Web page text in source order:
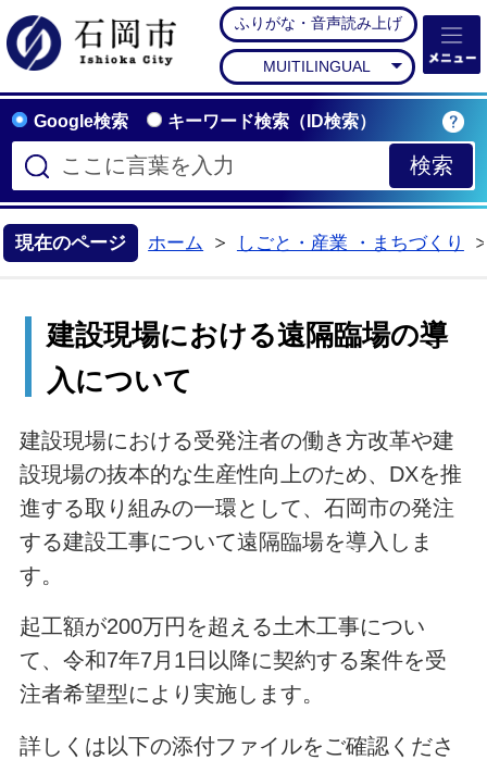
石岡市公式ホームペー
ふりがな・音声読み上げ
MUITILINGUAL
Google検索 キーワード検索（ID検索）
現在のページ ホーム
しごと・産業 ・まちづくり
建設現場における遠隔臨場の導
入について
建設現場における受発注者の働き方改革や建
設現場の抜本的な生産性向上のため、DXを推
進する取り組みの一環として、石岡市の発注
する建設工事について遠隔臨場を導入しま
す。
起工額が200万円を超える土木工事につい
て、令和7年7月1日以降に契約する案件を受
注者希望型により実施します。
詳しくは以下の添付ファイルをご確認くださ